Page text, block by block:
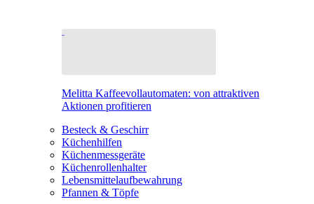
Melitta Kaffeevollautomaten: von attraktiven
Aktionen profitieren
Besteck & Geschirr
Küchenhilfen
Küchenmessgeräte
Küchenrollenhalter
Lebensmittelaufbewahrung
Pfannen & Töpfe